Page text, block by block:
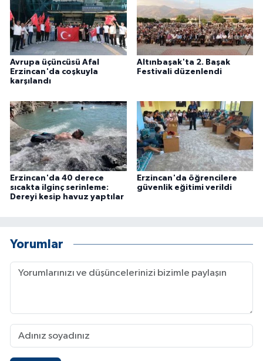
Avrupa üçüncüsü Afal
Erzincan'da coşkuyla
karşılandı
Altınbaşak'ta 2. Başak
Festivali düzenlendi
Erzincan'da 40 derece
sıcakta ilginç serinleme:
Dereyi kesip havuz yaptılar
Erzincan'da öğrencilere
güvenlik eğitimi verildi
Yorumlar
Turizm
ÜLKE GÜNDEMİ
YAŞAM
YEREL
Yerel Haberler